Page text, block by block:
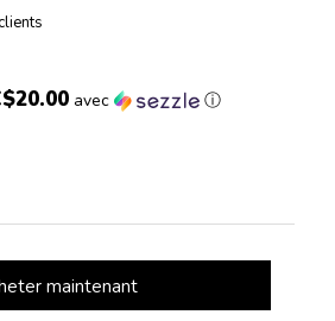
avec ⓘ
maintenant